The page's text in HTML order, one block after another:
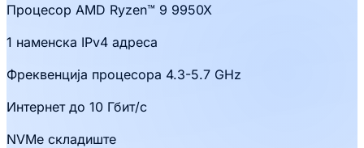
Процесор AMD Ryzen™ 9 9950X
1 наменска IPv4 адреса
Фреквенција процесора 4.3-5.7 GHz
Интернет до 10 Гбит/с
NVMe складиште